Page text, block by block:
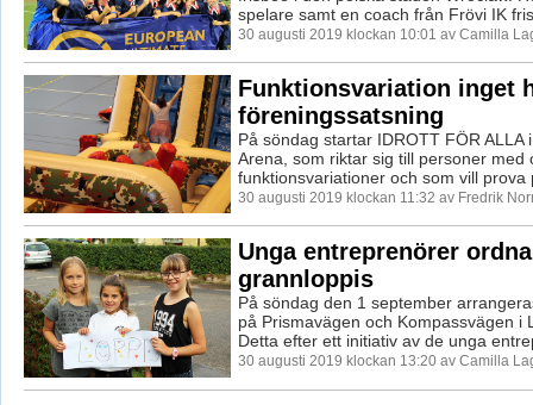
spelare samt en coach från Frövi IK
30 augusti 2019 klockan 10:01 av Camilla
Funktionsvariation inget
föreningssatsning
På söndag startar IDROTT FÖR ALLA
Arena, som riktar sig till personer med
funktionsvariationer och som vill prova
30 augusti 2019 klockan 11:32 av Fredrik
Unga entreprenörer
grannloppis
På söndag den 1 september
på Prismavägen och Kompassvägen i
Detta efter ett initiativ av de unga
30 augusti 2019 klockan 13:20 av Camilla